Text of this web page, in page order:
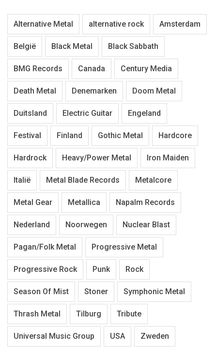
Alternative Metal alternative rock Amsterdam
België Black Metal Black Sabbath
BMG Records Canada Century Media
Death Metal Denemarken Doom Metal
Duitsland Electric Guitar Engeland
Festival Finland Gothic Metal Hardcore
Hardrock Heavy/Power Metal Iron Maiden
Italië Metal Blade Records Metalcore
Metal Gear Metallica Napalm Records
Nederland Noorwegen Nuclear Blast
Pagan/Folk Metal Progressive Metal
Progressive Rock Punk Rock
Season Of Mist Stoner Symphonic Metal
Thrash Metal Tilburg Tribute
Universal Music Group USA Zweden